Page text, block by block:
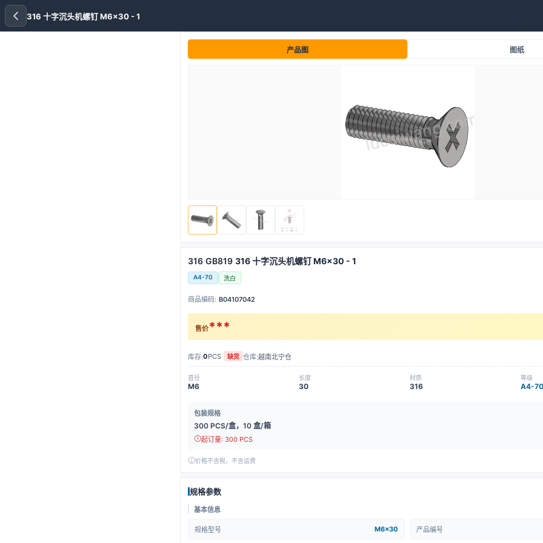
316 十字沉头机螺钉 M6x30 - 1
产品图 图纸
316 GB819 316 十字沉头机螺钉 M6x30 - 1
A4-70 洗白
商品编码: B04107042
售价***
库存:0PCS 缺货 仓库:越南北宁仓
直径
M6
长度
30
材质
316
等级
A4-70
包装规格
300 PCS/盒，10 盒/箱
起订量: 300 PCS
价格不含税，不含运费
规格参数
基本信息
规格型号 M6x30 产品编号